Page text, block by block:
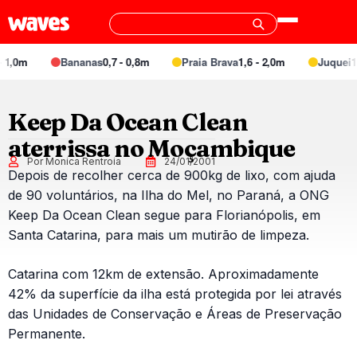
Bananas0,7 - 0,8m Praia Brava1,6 - 2,0m Juquei
Keep Da Ocean Clean
aterrissa no Moçambique
Por Monica Rentroia 24/01/2001
Depois de recolher cerca de 900kg de lixo, com ajuda
de 90 voluntários, na Ilha do Mel, no Paraná, a ONG
Keep Da Ocean Clean segue para Florianópolis, em
Santa Catarina, para mais um mutirão de limpeza.
Catarina com 12km de extensão. Aproximadamente
42% da superfície da ilha está protegida por lei através
das Unidades de Conservação e Áreas de Preservação
Permanente.